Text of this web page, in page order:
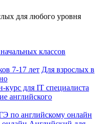
для любого уровня
классов
7-17 лет Для взрослых в
курс для IT специалиста
английского
по английскому онлайн